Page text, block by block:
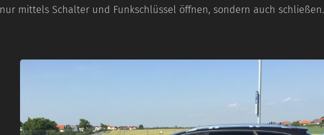
nur mittels Schalter und Funkschlüssel öffnen, sondern auch schließen.